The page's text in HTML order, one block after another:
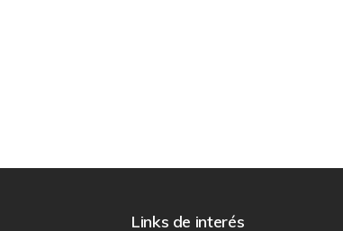
Links de interés